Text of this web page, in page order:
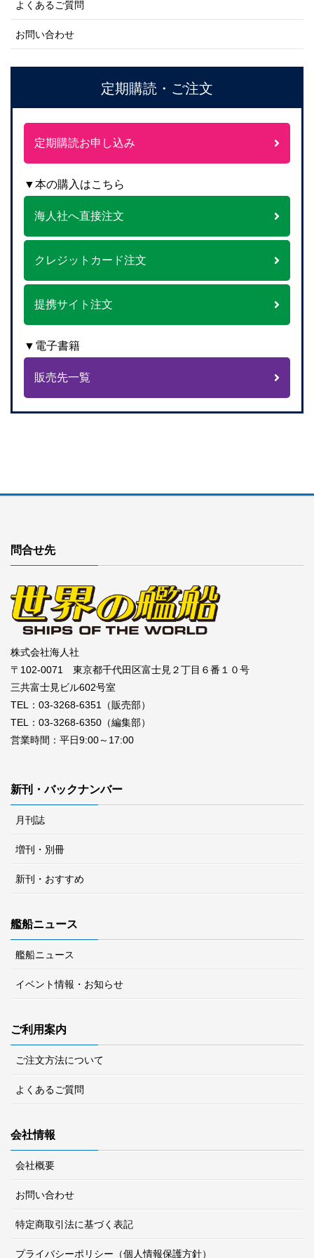
よくあるご質問
お問い合わせ
定期購読・ご注文
定期購読お申し込み
▼本の購入はこちら
海人社へ直接注文
クレジットカード注文
提携サイト注文
▼電子書籍
販売先一覧
問合せ先
株式会社海人社
〒102-0071 東京都千代田区富士見２丁目６番１０号
三共富士見ビル602号室
TEL：03-3268-6351（販売部）
TEL：03-3268-6350（編集部）
営業時間：平日9:00～17:00
新刊・バックナンバー
月刊誌
増刊・別冊
新刊・おすすめ
艦船ニュース
艦船ニュース
イベント情報・お知らせ
ご利用案内
ご注文方法について
よくあるご質問
会社情報
会社概要
お問い合わせ
特定商取引法に基づく表記
プライバシーポリシー（個人情報保護方針）